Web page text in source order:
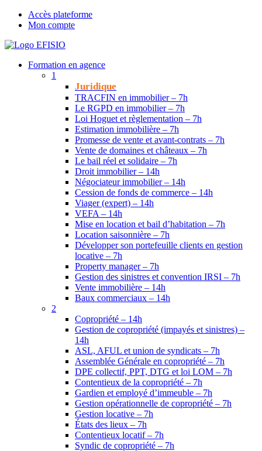
Accès plateforme
Mon compte
Formation en agence
1
Juridique
TRACFIN en immobilier – 7h
Le RGPD en immobilier – 7h
Loi Hoguet et règlementation – 7h
Estimation immobilière – 7h
Promesse de vente et avant-contrats – 7h
Vente de domaines et châteaux – 7h
Le bail réel et solidaire – 7h
Droit immobilier – 14h
Négociateur immobilier – 14h
Cession de fonds de commerce – 14h
Viager (expert) – 14h
VEFA – 14h
Mise en location et bail d’habitation – 7h
Location saisonnière – 7h
Développer son portefeuille clients en gestion
locative – 7h
Property manager – 7h
Gestion des sinistres et convention IRSI – 7h
Vente immobilière – 14h
Baux commerciaux – 14h
2
Copropriété – 14h
Gestion de copropriété (impayés et sinistres) –
14h
ASL, AFUL et union de syndicats – 7h
Assemblée Générale en copropriété – 7h
DPE collectif, PPT, DTG et loi LOM – 7h
Contentieux de la copropriété – 7h
Gardien et employé d’immeuble – 7h
Gestion opérationnelle de copropriété – 7h
Gestion locative – 7h
États des lieux – 7h
Contentieux locatif – 7h
Syndic de copropriété – 7h